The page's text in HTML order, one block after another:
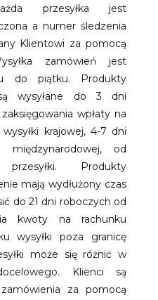
przesyłka jest
a numer śledzenia
Klientowi za pomocą
zamówień jest
do piątku. Produkty
wysyłane do 3 dni
wpłaty na
krajowej, 4-7 dni
międzynarodowej, od
Produkty
mają wydłużony czas
do 21 dni roboczych od
kwoty na rachunku
wysyłki poza granicę
może się różnić w
Klienci są
za pomocą